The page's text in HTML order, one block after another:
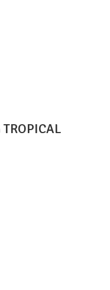
TROPICAL